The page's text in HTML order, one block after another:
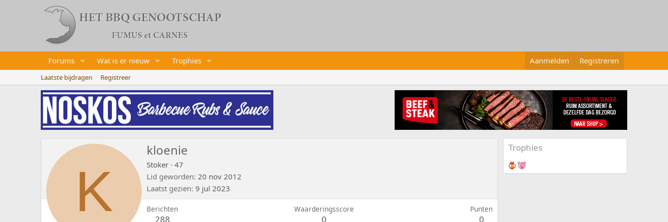
Forums Wat is er nieuw Trophies Aanmelden Registreren
Laatste bijdragen Registreer
K
kloenie
Stoker · 47
Lid geworden 20 nov 2012
Laatst gezien 9 jul 2023
Berichten
288
Waarderingsscore
0
Punten
0
Trophies